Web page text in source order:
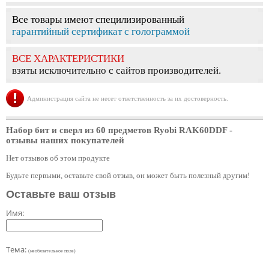
Все товары имеют специлизированный
гарантийный сертификат с голограммой
ВСЕ ХАРАКТЕРИСТИКИ
взяты исключительно с сайтов производителей.
Администрация сайта не несет ответственность за их достоверность.
Набор бит и сверл из 60 предметов Ryobi RAK60DDF-
отзывы наших покупателей
Нет отзывов об этом продукте
Будьте первыми, оставьте свой отзыв, он может быть полезный другим!
Оставьте ваш отзыв
Имя:
Тема: (необязательное поле)